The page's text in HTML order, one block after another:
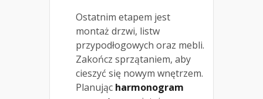
Ostatnim etapem jest
montaż drzwi, listw
przypodłogowych oraz mebli.
Zakończ sprzątaniem, aby
cieszyć się nowym wnętrzem.
Planując harmonogram